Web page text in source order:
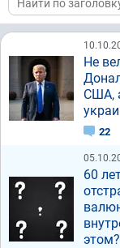
Не
США,
22
60
этом?